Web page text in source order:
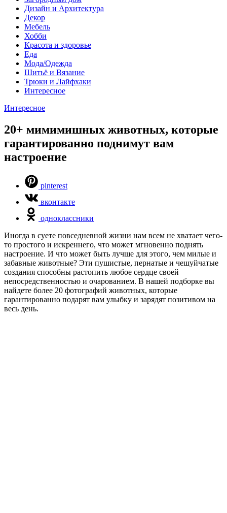
Дизайн и Архитектура
Декор
Мебель
Хобби
Красота и здоровье
Еда
Мода/Одежда
Шитьё и Вязание
Трюки и Лайфхаки
Интересное
Интересное
20+ мимимишных животных, которые
гарантированно поднимут вам
настроение
pinterest
вконтакте
одноклассники
Иногда в суете повседневной жизни нам всем не хватает чего-
то простого и искреннего, что может мгновенно поднять
настроение. И что может быть лучше для этого, чем милые и
забавные животные? Эти пушистые, пернатые и чешуйчатые
создания способны растопить любое сердце своей
непосредственностью и очарованием. В нашей подборке вы
найдете более 20 фотографий животных, которые
гарантированно подарят вам улыбку и зарядят позитивом на
весь день.